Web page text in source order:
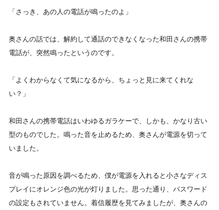
「さっき、あの人の電話が鳴ったのよ」
奥さんの話では、解約して通話のできなくなった和田さんの携帯
電話が、突然鳴ったというのです。
「よくわからなくて気になるから、ちょっと見に来てくれな
い？」
和田さんの携帯電話はいわゆるガラケーで、しかも、かなり古い
型のものでした。鳴った音を止めるため、奥さんが電源を切って
いました。
音が鳴った原因を調べるため、僕が電源を入れると小さなディス
プレイにオレンジ色の光が灯りました。思った通り、パスワード
の設定もされていません。着信履歴を見てみましたが、奥さんの